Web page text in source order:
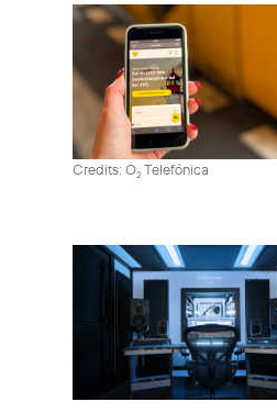
Credits: O2Telefónica